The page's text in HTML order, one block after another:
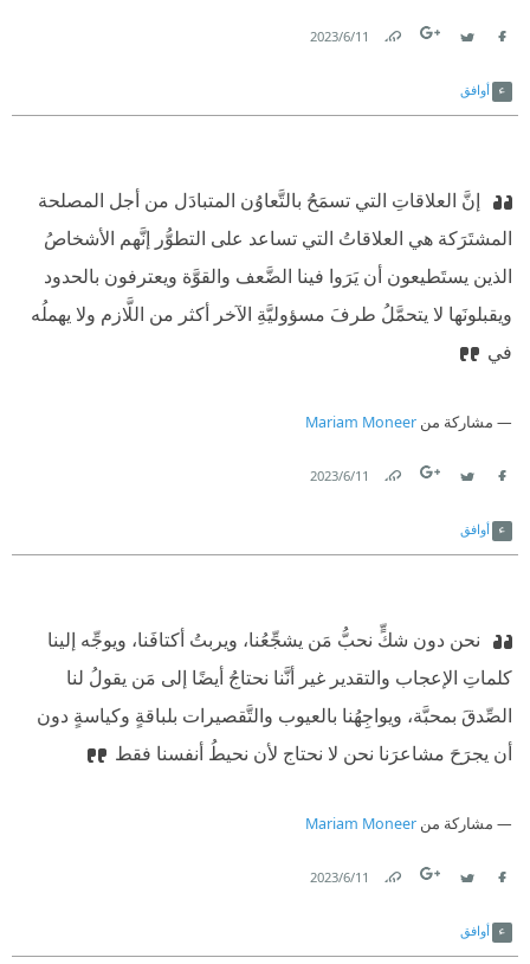
11‏/6‏/2023
أوافق
‫ إنَّ العلاقاتِ التي تسمَحُ بالتَّعاوُن المتبادَل من أجل المصلحة
المشتَرَكة هي العلاقاتُ التي تساعد على التطوُّر إنَّهم الأشخاصُ
الذين يستَطيعون أن يَرَوا فينا الضَّعف والقوَّة ويعترفون بالحدود
ويقبلونَها لا يتحمَّلُ طرفَ مسؤوليَّةِ الآخر أكثر من اللَّازم ولا يهملُه
في
مشاركة من Mariam Moneer
11‏/6‏/2023
أوافق
‫ نحن دون شكٍّ نحبُّ مَن يشجِّعُنا، ويربتُ أكتافَنا، ويوجِّه إلينا
كلماتِ الإعجاب والتقدير غير أنَّنا نحتاجُ أيضًا إلى مَن يقولُ لنا
الصِّدقَ بمحبَّة، ويواجِهُنا بالعيوب والتَّقصيرات بلباقةٍ وكياسةٍ دون
أن يجرَحَ مشاعرَنا نحن لا نحتاج لأن نحيطُ أنفسنا فقط
مشاركة من Mariam Moneer
11‏/6‏/2023
أوافق